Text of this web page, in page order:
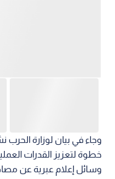
وجاء في بيان لوزارة
خطوة لتعزيز القدرات
وسائل إعلام عبرية عن